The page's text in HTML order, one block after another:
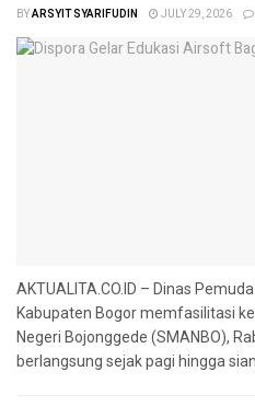
BYARSYIT SYARIFUDIN JULY 29, 2026
AKTUALITA.CO.ID – Dinas
Kabupaten Bogor memfasilitasi
Negeri Bojonggede (SMANBO),
berlangsung sejak pagi hingga